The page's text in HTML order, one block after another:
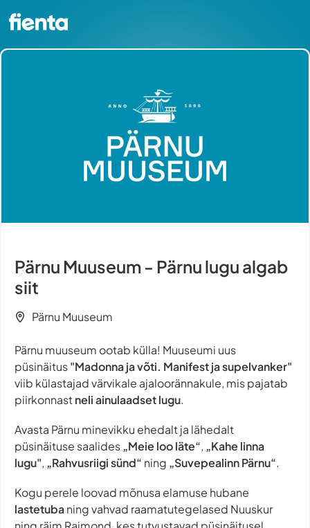
Pärnu Muuseum - Pärnu lugu algab
siit
Pärnu Muuseum
Pärnu muuseum ootab külla! Muuseumi uus
püsinäitus"Madonna ja võti. Manifest ja supelvanker"
viib külastajad värvikale ajaloorännakule, mis pajatab
piirkonnastneli ainulaadset lugu.
Avasta Pärnu minevikku ehedalt ja lähedalt
püsinäituse saalides„Meie loo läte“, „Kahe linna
lugu", „Rahvusriigi sünd“ ning „Suvepealinn Pärnu“.
Kogu perele loovad mõnusa elamuse hubane
lastetubaning vahvad raamatutegelased Nuuskur